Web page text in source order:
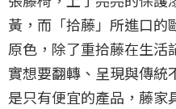
黃，而「拾藤」所進口的
原色，除了重拾藤在生活
實想要翻轉、呈現與傳統
是只有便宜的產品，藤家